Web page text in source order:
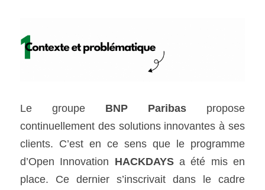
Le groupe BNP Paribas propose
continuellement des solutions innovantes à ses
clients. C’est en ce sens que le programme
d’Open Innovation HACKDAYS a été mis en
place. Ce dernier s’inscrivait dans le cadre